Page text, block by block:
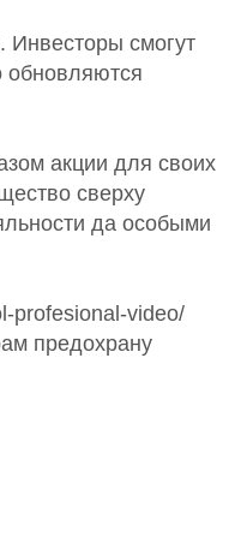
Инвесторы смогут
обновляются
акции для своих
сверху
да особыми
profesional-video/
предохрану